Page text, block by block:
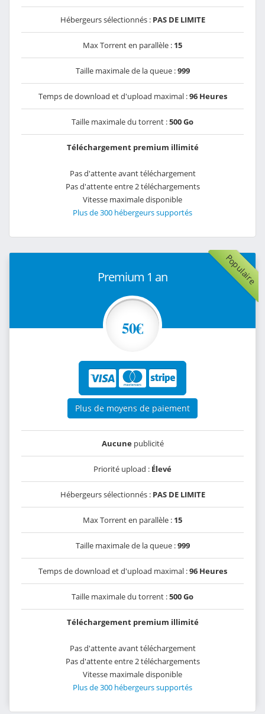
Hébergeurs sélectionnés : PAS DE LIMITE
Max Torrent en parallèle : 15
Taille maximale de la queue :999
Temps de download et d'upload maximal :96 Heures
Taille maximale du torrent :500 Go
Téléchargement premium illimité
Pas d'attente avant téléchargement
Pas d'attente entre 2 téléchargements
Vitesse maximale disponible
Plus de 300 hébergeurs supportés
Populaire
Premium 1 an
50€
Plus de moyens de paiement
Aucunepublicité
Priorité upload : Élevé
Hébergeurs sélectionnés : PAS DE LIMITE
Max Torrent en parallèle : 15
Taille maximale de la queue :999
Temps de download et d'upload maximal :96 Heures
Taille maximale du torrent :500 Go
Téléchargement premium illimité
Pas d'attente avant téléchargement
Pas d'attente entre 2 téléchargements
Vitesse maximale disponible
Plus de 300 hébergeurs supportés